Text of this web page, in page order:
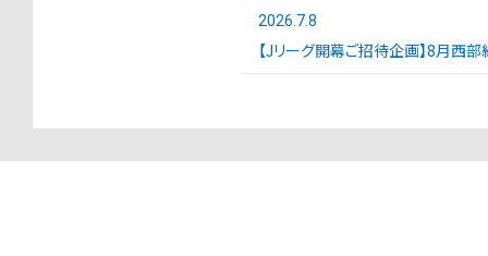
2026.7.8
【Jリーグ開幕ご招待企画】8月西